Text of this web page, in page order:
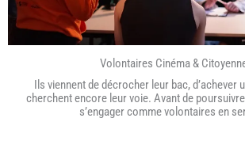
Volontaires Cinéma &
Ils viennent de décrocher leur bac, d’achever
cherchent encore leur voie. Avant de
s’engager comme volontaires en